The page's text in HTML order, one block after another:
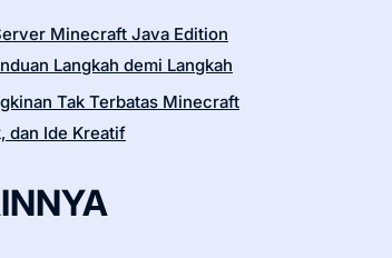
Minecraft Java Edition
Langkah demi Langkah
Tak Terbatas Minecraft
dan Ide Kreatif